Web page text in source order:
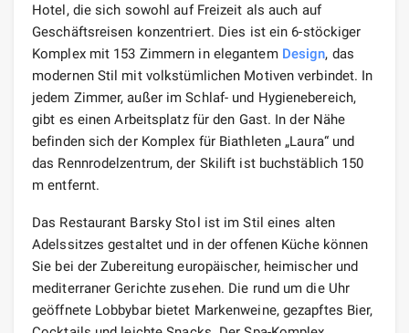
Hotel, die sich sowohl auf Freizeit als auch auf
Geschäftsreisen konzentriert. Dies ist ein 6-stöckiger
Komplex mit 153 Zimmern in elegantem Design, das
modernen Stil mit volkstümlichen Motiven verbindet. In
jedem Zimmer, außer im Schlaf- und Hygienebereich,
gibt es einen Arbeitsplatz für den Gast. In der Nähe
befinden sich der Komplex für Biathleten „Laura“ und
das Rennrodelzentrum, der Skilift ist buchstäblich 150
m entfernt.
Das Restaurant Barsky Stol ist im Stil eines alten
Adelssitzes gestaltet und in der offenen Küche können
Sie bei der Zubereitung europäischer, heimischer und
mediterraner Gerichte zusehen. Die rund um die Uhr
geöffnete Lobbybar bietet Markenweine, gezapftes Bier,